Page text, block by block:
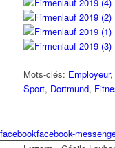
Mots-clés: Employeur,
Sport, Dortmund,
facebookfacebook-